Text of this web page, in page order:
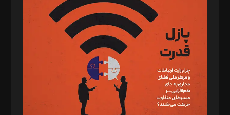
د‌بیر تحریریه آنلاین: بابک نقاش
تحریریه‌: مجتبی محمود‌ی، آرش برهمند، یسنا امان‌پور، سروش کرمیان،
مصطفی مسجدی آرانی، ابوالفضل رجبی، زهرا فکرانه، فائزه فتحی
رستمی،مصطفی باستان
ویرایش: نگار استاد‌‌آقا
طراح یونیفرم: مجید توکلی
فیلمبرداری و عکاسی: امیر شفیعی، مانی لطفی زاده
گرافیک و صفحه‌آرایی: سید‌سبحان‌علی ثابت